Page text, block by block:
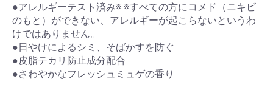
●アレルギーテスト済み※ ※すべての方にコメド（ニキビ
のもと）ができない、アレルギーが起こらないというわ
けではありません。
●日やけによるシミ、そばかすを防ぐ
●皮脂テカリ防止成分配合
●さわやかなフレッシュミュゲの香り